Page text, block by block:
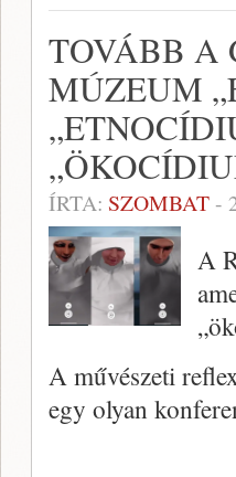
TOVÁBB A
MÚZEUM
ÍRTA: SZOMBAT-
A
A művészeti
egy olyan